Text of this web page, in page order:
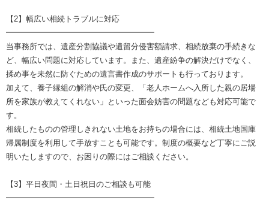
【2】幅広い相続トラブルに対応
━━━━━━━━━━━━━━━━━━━
当事務所では、遺産分割協議や遺留分侵害額請求、相続放棄の手続きな
ど、幅広い問題に対応しています。また、遺産紛争の解決だけでなく、
揉め事を未然に防ぐための遺言書作成のサポートも行っております。
加えて、養子縁組の解消や氏の変更、「老人ホームへ入所した親の居場
所を家族が教えてくれない」といった面会妨害の問題なども対応可能で
す。
相続したものの管理しきれない土地をお持ちの場合には、相続土地国庫
帰属制度を利用して手放すことも可能です。制度の概要など丁寧にご説
明いたしますので、お困りの際にはご相談ください。
【3】平日夜間・土日祝日のご相談も可能
━━━━━━━━━━━━━━━━━━━